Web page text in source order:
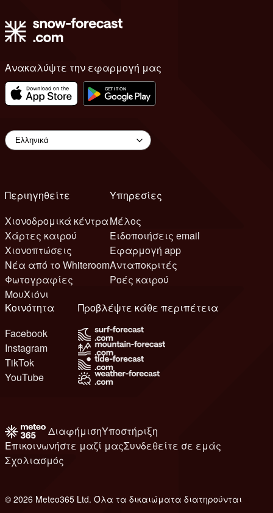
Ανακαλύψτε την εφαρμογή μας
Περιηγηθείτε
Χιονοδρομικά κέντρα
Χάρτες καιρού
Χιονοπτώσεις
Νέα από το Whiteroom
Φωτογραφίες
ΜουΧιόνι
Υπηρεσίες
Μέλος
Ειδοποιήσεις email
Εφαρμογή app
Ανταποκριτές
Ροές καιρού
Κοινότητα
Facebook
Instagram
TikTok
YouTube
Προβλέψτε κάθε περιπέτεια
ΔιαφήμισηΥποστήριξη
Επικοινωνήστε μαζί μαςΣυνδεθείτε σε εμάς
Σχολιασμός
© 2026 Meteo365 Ltd. Όλα τα δικαιώματα διατηρούνται